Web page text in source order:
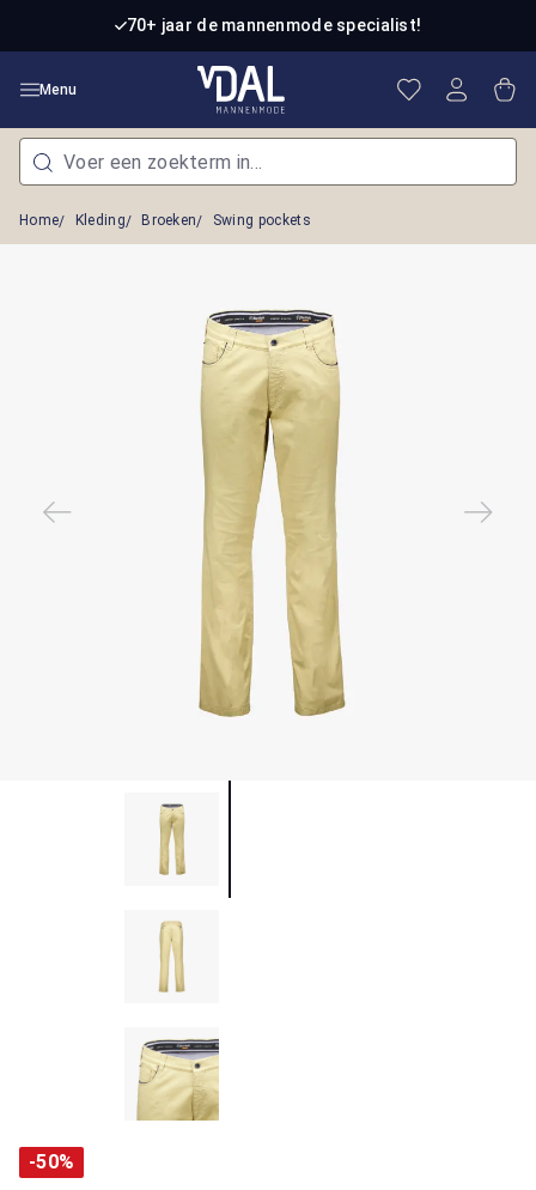
Ga naar de hoofdinhoud70+ jaar de mannenmode specialist!
Menu Je hebt 0
Home Kleding Broeken Swing pockets
-50%